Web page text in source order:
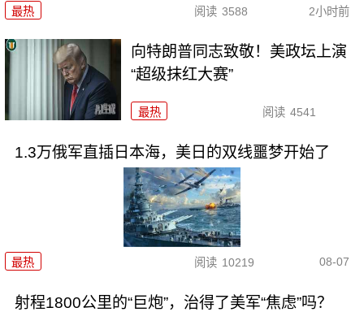
最热 阅读 3588 2小时前
向特朗普同志致敬！美政坛上演
“超级抹红大赛”
最热 阅读 4541
1.3万俄军直插日本海，美日的双线噩梦开始了
最热 阅读 10219 08-07
射程1800公里的“巨炮”，治得了美军“焦虑”吗？